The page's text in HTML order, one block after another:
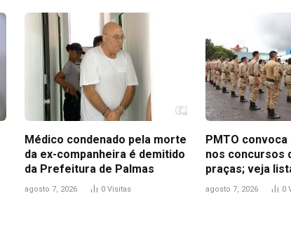
Médico condenado pela morte
da ex-companheira é demitido
da Prefeitura de Palmas
agosto 7, 2026 0 Visitas
PMTO
nos concursos
praças; veja
agosto 7, 2026 0